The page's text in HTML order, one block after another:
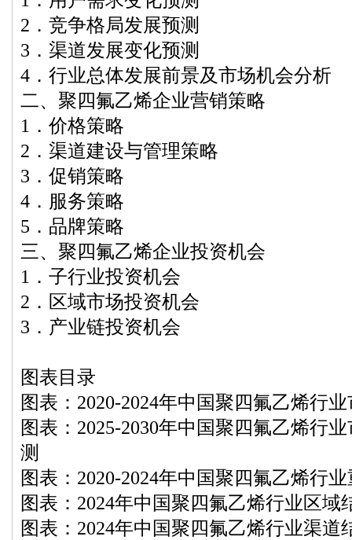
2．竞争格局发展预测
3．渠道发展变化预测
4．行业总体发展前景及市场机会分析
二、聚四氟乙烯企业营销策略
1．价格策略
2．渠道建设与管理策略
3．促销策略
4．服务策略
5．品牌策略
三、聚四氟乙烯企业投资机会
1．子行业投资机会
2．区域市场投资机会
3．产业链投资机会
图表目录
图表：2020-2024年中国聚四氟乙烯行
图表：2025-2030年中国聚四氟乙烯行
测
图表：2020-2024年中国聚四氟乙烯行
图表：2024年中国聚四氟乙烯行业区域
图表：2024年中国聚四氟乙烯行业渠道